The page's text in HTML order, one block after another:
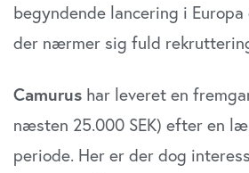
begyndende lancering i
der nærmer sig fuld
Camurus har leveret en
næsten 25.000 SEK) efter en
periode. Her er der dog